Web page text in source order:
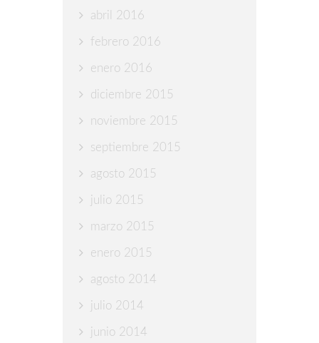
abril 2016
febrero 2016
enero 2016
diciembre 2015
noviembre 2015
septiembre 2015
agosto 2015
julio 2015
marzo 2015
enero 2015
agosto 2014
julio 2014
junio 2014